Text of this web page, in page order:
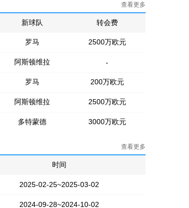
查看更多
新球队 转会费
罗马 2500万欧元
阿斯顿维拉 -
罗马 200万欧元
阿斯顿维拉 2500万欧元
多特蒙德 3000万欧元
查看更多
时间
2025-02-25~2025-03-02
2024-09-28~2024-10-02